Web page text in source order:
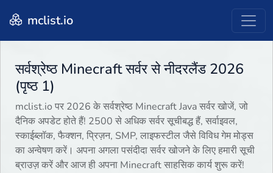
mclist.io
सर्वश्रेष्ठ Minecraft सर्वर से नीदरलैंड 2026
(पृष्ठ 1)
mclist.io पर 2026 के सर्वश्रेष्ठ Minecraft Java सर्वर खोजें, जो
दैनिक अपडेट होते हैं! 2500 से अधिक सर्वर सूचीबद्ध हैं, सर्वाइवल,
स्काईब्लॉक, फैक्शन, प्रिज़न, SMP, लाइफस्टील जैसे विविध गेम मोड्स
का अन्वेषण करें। अपना अगला पसंदीदा सर्वर खोजने के लिए हमारी सूची
ब्राउज़ करें और आज ही अपना Minecraft साहसिक कार्य शुरू करें!